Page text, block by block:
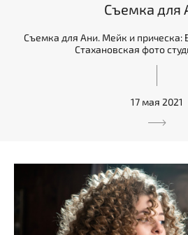
Съемка для
Съемка для Ани. Мейк и прическа:
Стахановская фото
17 мая 2021